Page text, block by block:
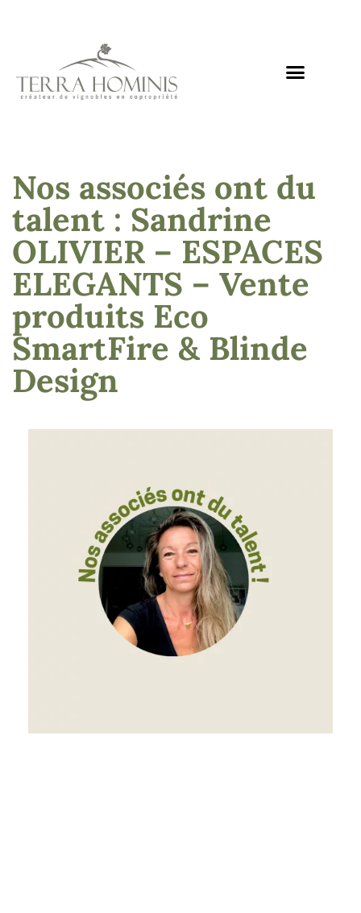
Nos associés ont du
talent : Sandrine
OLIVIER – ESPACES
ELEGANTS – Vente
produits Eco
SmartFire & Blinde
Design